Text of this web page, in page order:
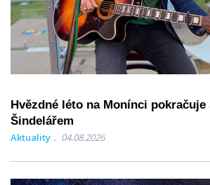
Hvězdné léto na Monínci pokračuje
Šindelářem
Aktuality 04.08.2026